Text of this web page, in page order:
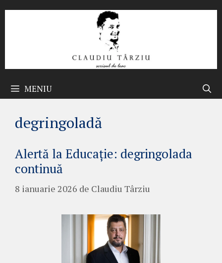
MENIU
degringoladă
Alertă la Educație: degringolada
continuă
8 ianuarie 2026 de Claudiu Târziu